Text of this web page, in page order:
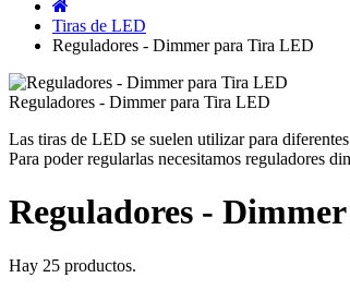
Tiras de LED
Reguladores - Dimmer para Tira LED
Reguladores - Dimmer para Tira LED
Las tiras de LED se suelen utilizar para
Para poder regularlas necesitamos reguladores
Reguladores -
Hay 25 productos.